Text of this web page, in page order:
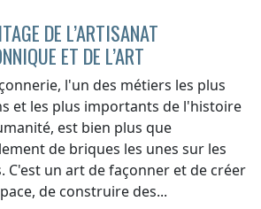
DE L’ARTISANAT
ET DE L’ART
l'un des métiers les plus
et les plus importants de l'histoire
est bien plus que
de briques les unes sur les
C'est un art de façonner et de créer
de construire des...